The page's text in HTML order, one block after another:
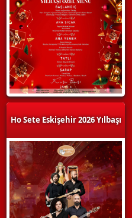
Ho Sete Eskişehir 2026 Yılbaşı